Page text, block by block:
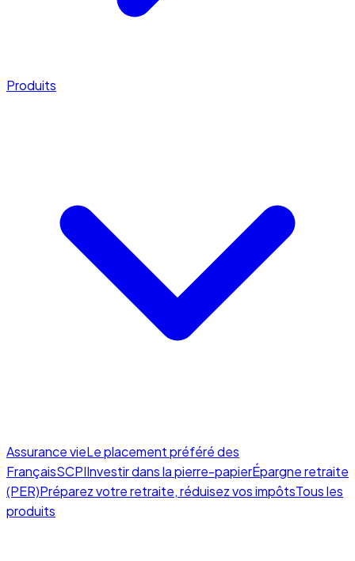
Produits
Assurance vieLe placement préféré des
FrançaisSCPIInvestir dans la pierre-papierÉpargne retraite
(PER)Préparez votre retraite, réduisez vos impôtsTous les
produits